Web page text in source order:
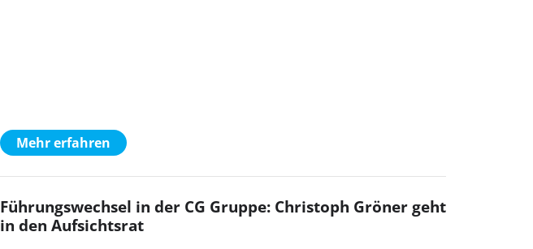
Mehr erfahren
Führungswechsel in der CG Gruppe: Christoph Gröner geht
in den Aufsichtsrat